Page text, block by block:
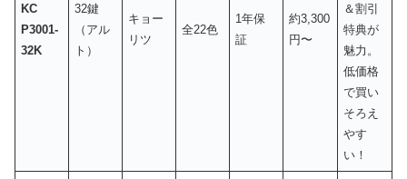
KC
P3001-
32K
32鍵
（アル
ト）
キョー
リツ
全22色
1年保
証
約3,300
円〜
＆割引
特典が
魅力。
低価格
で買い
そろえ
やす
い！